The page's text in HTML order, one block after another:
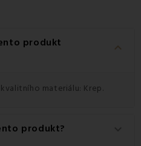
produkt keyboard_arrow_down
materiálu: Krep.
produkt?